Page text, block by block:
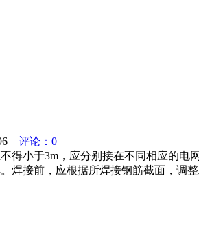
评论：0
小于3m，应分别接在不同相应的电
接前，应根据所焊接钢筋截面，调